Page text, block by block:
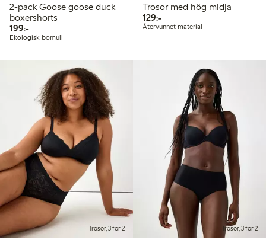
2-pack Goose goose duck
boxershorts
199:-199,00 kr
Ekologisk bomull
Trosor med hög midja
129:-129,00 kr
Återvunnet material
Trosor, 3 för 2 Trosor, 3 för 2